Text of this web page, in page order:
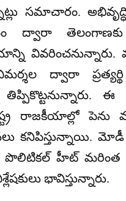
సమాచారం.
ద్వారా తెలంగాణకు
వివరించనున్నారు.
ద్వారా
ఈ
రాజకీయాల్లో పెను
కనిపిస్తున్నాయి. మోడీ
హీట్ మరింత
భావిస్తున్నారు.